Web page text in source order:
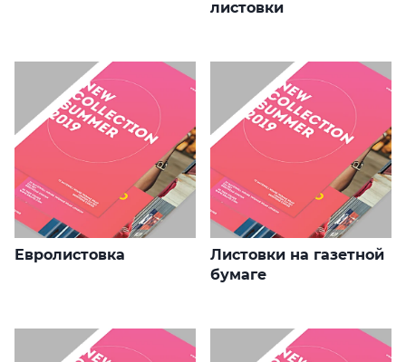
листовки
Евролистовка
Листовки на газетной
бумаге